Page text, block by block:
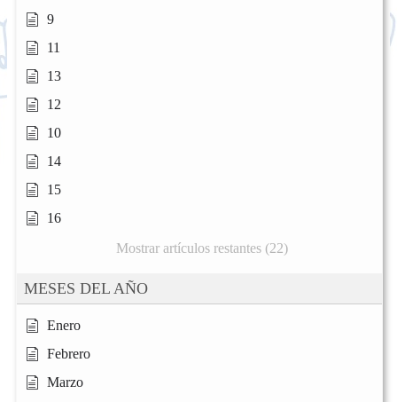
9
11
13
12
10
14
15
16
Mostrar artículos restantes (22)
MESES DEL AÑO
Enero
Febrero
Marzo